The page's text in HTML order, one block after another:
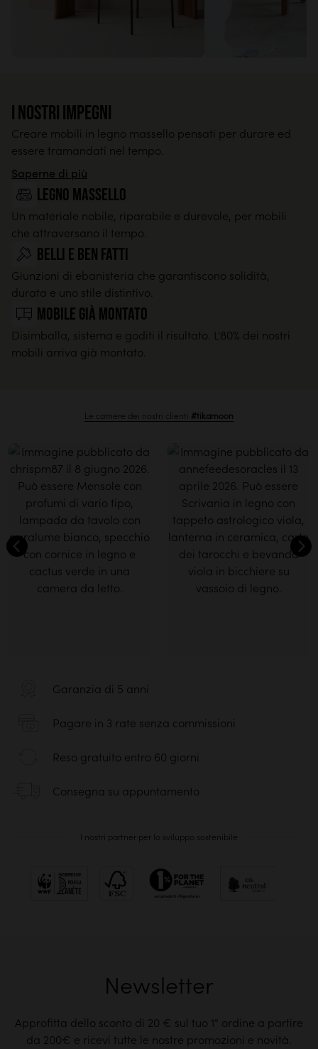
I nostri impegni
Creare mobili in legno massello pensati per durare ed
essere tramandati nel tempo.
Saperne di più
legno massello
Un materiale nobile, riparabile e durevole, per mobili
che attraversano il tempo.
Belli e ben fatti
Giunzioni di ebanisteria che garantiscono solidità,
durata e uno stile distintivo.
Mobile già montato
Disimballa, sistema e goditi il risultato. L'80% dei nostri
mobili arriva già montato.
Le camere dei nostri clienti #tikamoon
Garanzia di 5 anni
Pagare in 3 rate senza commissioni
Reso gratuito entro 60 giorni
Consegna su appuntamento
I nostri partner per lo sviluppo sostenibile
Newsletter
Approfitta dello sconto di 20 € sul tuo 1° ordine a partire
da 200€ e ricevi tutte le nostre promozioni e novità.